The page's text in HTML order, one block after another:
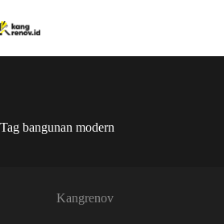
to
content
Tag bangunan modern
Kangrenov